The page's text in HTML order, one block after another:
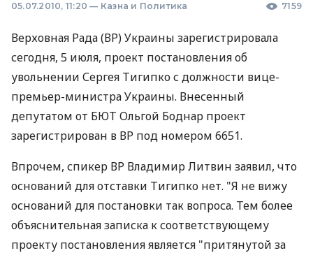
05.07.2010, 11:20 — Казна и Политика 7159
Верховная Рада (ВР) Украины зарегистрировала
сегодня, 5 июля, проект постановления об
увольнении Сергея Тигипко с должности вице-
премьер-министра Украины. Внесенный
депутатом от БЮТ Ольгой Боднар проект
зарегистрирован в ВР под номером 6651.
Впрочем, спикер ВР Владимир Литвин заявил, что
оснований для отставки Тигипко нет. "Я не вижу
оснований для постановки так вопроса. Тем более
объяснительная записка к соответствующему
проекту постановления является "притянутой за